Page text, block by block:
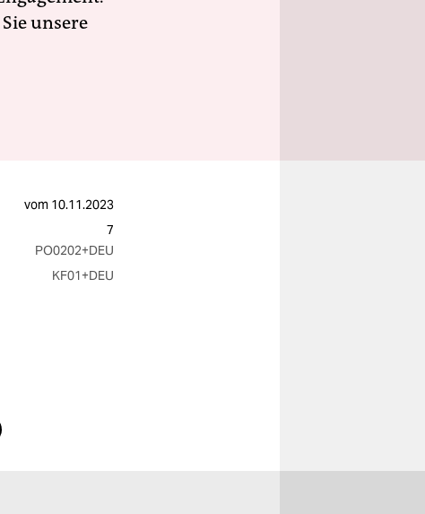
unsere
vom 10.11.2023
7
PO0202+DEU
KF01+DEU